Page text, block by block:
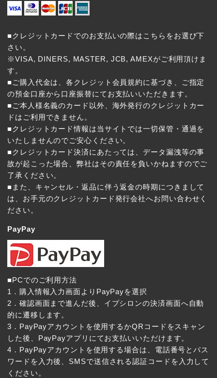
■クレジットカードでのお支払いの際はこちらをお選び下
さい。
※VISA, DINERS, MASTER, JCB, AMEXがご利用頂けま
す。
■ご購入代金は、各クレジット会員規約に基づき、ご指定
の預金口座から口座振替にてお支払いいただきます。
■ご本人様名義のカード以外、海外発行のクレジットカー
ドはご利用できません。
■クレジットカード情報は当サイトでは一切保管・通過を
いたしませんのでご安心ください。
■クレジットカード決済にあたっては、データ漏洩等の事
故が起こった場合、弊社はその責任を負いかねますのでご
了承ください。
■また、キャンセル・返品に伴う返金の時期につきまして
は、お手元のクレジットカード発行会社へお問い合わせく
ださい。
PayPay
■PCでのご利用方法
1．購入情報入力画面よりPayPayを選択
2．確認画面まで進んだ後、イプシロンの決済画面へ自動
的に遷移します。
3．PayPayアカウントを使用するかQRコードをスキャン
した後、PayPayアプリにてお支払いいただけます。
4．PayPayアカウントを使用する場合は、電話番号とパス
ワードを入力後、SMSで送信される認証コードを入力して
ください。